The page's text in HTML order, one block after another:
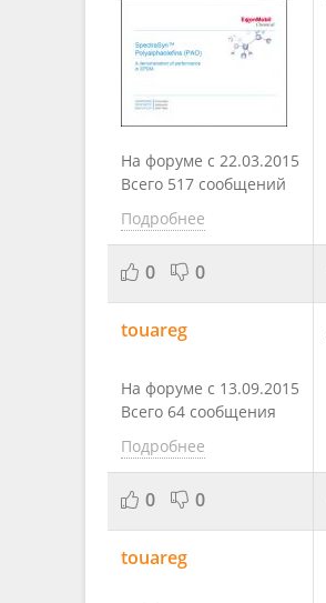
На форуме с 22.03.2015
Всего 517 сообщений
Подробнее
0 0
touareg
На форуме с 13.09.2015
Всего 64 сообщения
Подробнее
0 0
touareg